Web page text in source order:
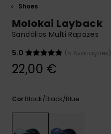
conversa
respostas
para as
DESEJO
Shoes
Molokai Layback
Sandálias Multi Rapazes
5.0
(5 Avaliações)
22,00 €
Cor Black/black/blue